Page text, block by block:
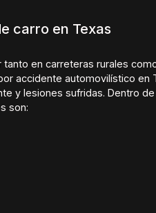
carro en Texas
en carreteras rurales
accidente automovilístico en
y lesiones sufridas. Dentro
son: